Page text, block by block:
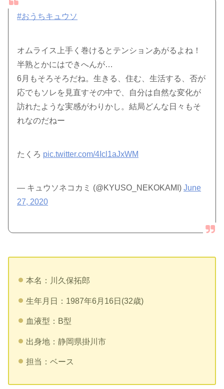
#おうちキュウソ
オムライス上手く巻けるとテンションあがるよね！
半熟とかにはできへんが…
6月もそろそろだね。生きる、住む、生活する、否が
応でもソレを見直すその中で、自分は自然な変化が
訪れたような実感がわりかし。結局どんな日々もそ
れなのだねー
たくろ pic.twitter.com/4Icl1aJxWM
— キュウソネコカミ (@KYUSO_NEKOKAMI)June
27, 2020
本名：川久保拓郎
生年月日：1987年6月16日(32歳)
血液型：B型
出身地：静岡県掛川市
担当：ベース